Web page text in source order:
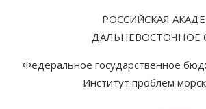
РОССИЙСКАЯ
ДАЛЬНЕВОСТОЧНОЕ
Федеральное государственное
Институт проблем